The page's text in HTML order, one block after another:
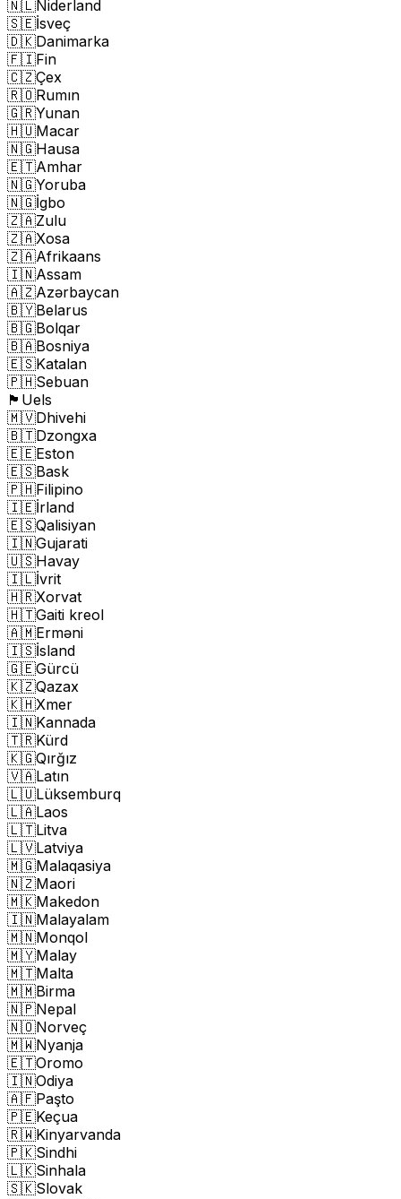
🇳🇱Niderland
🇸🇪İsveç
🇩🇰Danimarka
🇫🇮Fin
🇨🇿Çex
🇷🇴Rumın
🇬🇷Yunan
🇭🇺Macar
🇳🇬Hausa
🇪🇹Amhar
🇳🇬Yoruba
🇳🇬İgbo
🇿🇦Zulu
🇿🇦Xosa
🇿🇦Afrikaans
🇮🇳Assam
🇦🇿Azərbaycan
🇧🇾Belarus
🇧🇬Bolqar
🇧🇦Bosniya
🇪🇸Katalan
🇵🇭Sebuan
🏴󠁧󠁢󠁷󠁬󠁳󠁿 Uels
🇲🇻Dhivehi
🇧🇹Dzongxa
🇪🇪Eston
🇪🇸Bask
🇵🇭Filipino
🇮🇪İrland
🇪🇸Qalisiyan
🇮🇳Gujarati
🇺🇸Havay
🇮🇱İvrit
🇭🇷Xorvat
🇭🇹Gaiti kreol
🇦🇲Erməni
🇮🇸İsland
🇬🇪Gürcü
🇰🇿Qazax
🇰🇭Xmer
🇮🇳Kannada
🇹🇷Kürd
🇰🇬Qırğız
🇻🇦Latın
🇱🇺Lüksemburq
🇱🇦Laos
🇱🇹Litva
🇱🇻Latviya
🇲🇬Malaqasiya
🇳🇿Maori
🇲🇰Makedon
🇮🇳Malayalam
🇲🇳Monqol
🇲🇾Malay
🇲🇹Malta
🇲🇲Birma
🇳🇵Nepal
🇳🇴Norveç
🇲🇼Nyanja
🇪🇹Oromo
🇮🇳Odiya
🇦🇫Paşto
🇵🇪Keçua
🇷🇼Kinyarvanda
🇵🇰Sindhi
🇱🇰Sinhala
🇸🇰Slovak